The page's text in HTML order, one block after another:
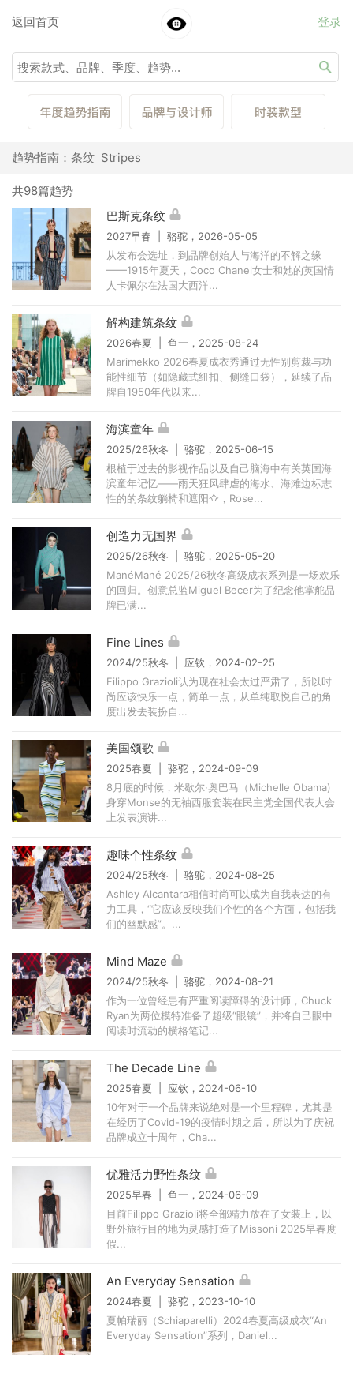
返回首页 登录
趋势指南：条纹 Stripes
共98篇趋势
巴斯克条纹
2027早春 | 骆驼，2026-05-05
从发布会选址，到品牌创始人与海洋的不解之缘
——1915年夏天，Coco Chanel女士和她的英国情
人卡佩尔在法国大西洋...
解构建筑条纹
2026春夏 | 鱼一，2025-08-24
Marimekko 2026春夏成衣秀通过无性别剪裁与功
能性细节（如隐藏式纽扣、侧缝口袋），延续了品
牌自1950年代以来...
海滨童年
2025/26秋冬 | 骆驼，2025-06-15
根植于过去的影视作品以及自己脑海中有关英国海
滨童年记忆——雨天狂风肆虐的海水、海滩边标志
性的的条纹躺椅和遮阳伞，Rose...
创造力无国界
2025/26秋冬 | 骆驼，2025-05-20
ManéMané 2025/26秋冬高级成衣系列是一场欢乐
的回归。创意总监Miguel Becer为了纪念他掌舵品
牌已满...
Fine Lines
2024/25秋冬 | 应钦，2024-02-25
Filippo Grazioli认为现在社会太过严肃了，所以时
尚应该快乐一点，简单一点，从单纯取悦自己的角
度出发去装扮自...
美国颂歌
2025春夏 | 骆驼，2024-09-09
8月底的时候，米歇尔·奥巴马（Michelle Obama)
身穿Monse的无袖西服套装在民主党全国代表大会
上发表演讲...
趣味个性条纹
2024/25秋冬 | 骆驼，2024-08-25
Ashley Alcantara相信时尚可以成为自我表达的有
力工具，“它应该反映我们个性的各个方面，包括我
们的幽默感”。...
Mind Maze
2024/25秋冬 | 骆驼，2024-08-21
作为一位曾经患有严重阅读障碍的设计师，Chuck
Ryan为两位模特准备了超级“眼镜”，并将自己眼中
阅读时流动的横格笔记...
The Decade Line
2025春夏 | 应钦，2024-06-10
10年对于一个品牌来说绝对是一个里程碑，尤其是
在经历了Covid-19的疫情时期之后，所以为了庆祝
品牌成立十周年，Cha...
优雅活力野性条纹
2025早春 | 鱼一，2024-06-09
目前Filippo Grazioli将全部精力放在了女装上，以
野外旅行目的地为灵感打造了Missoni 2025早春度
假...
An Everyday Sensation
2024春夏 | 骆驼，2023-10-10
夏帕瑞丽（Schiaparelli）2024春夏高级成衣“An
Everyday Sensation”系列，Daniel...